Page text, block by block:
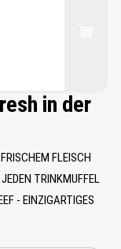
4.7 von 5 Sternen
in der
FLEISCH
TRINKMUFFEL
- EINZIGARTIGES